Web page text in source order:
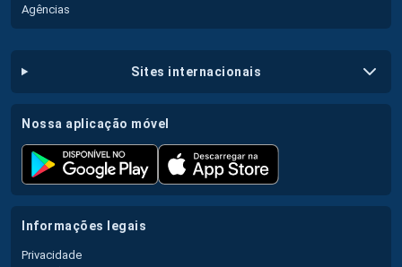
Agências
sites internacionais
nossa aplicação móvel
informações legais
Privacidade